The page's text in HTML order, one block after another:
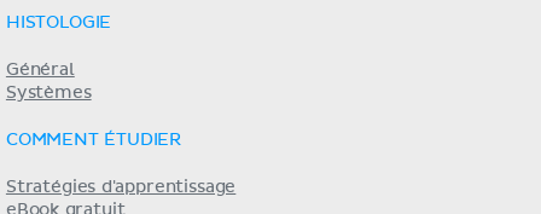
HISTOLOGIE
Général
Systèmes
COMMENT ÉTUDIER
Stratégies d'apprentissage
eBook gratuit